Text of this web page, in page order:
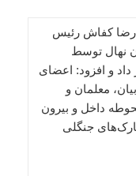
کفاش رئیس
از کاشت 2 میلیون نهال توسط
داد و افزود: اعضای
معلمان و
داخل و بیرون
جنگلی